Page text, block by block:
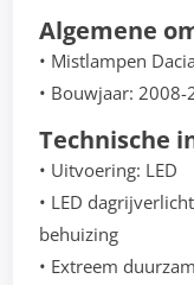
Algemene
• Mistlampen
• Bouwjaar: 2008-
Technische
• Uitvoering: LED
• LED
behuizing
• Extreem